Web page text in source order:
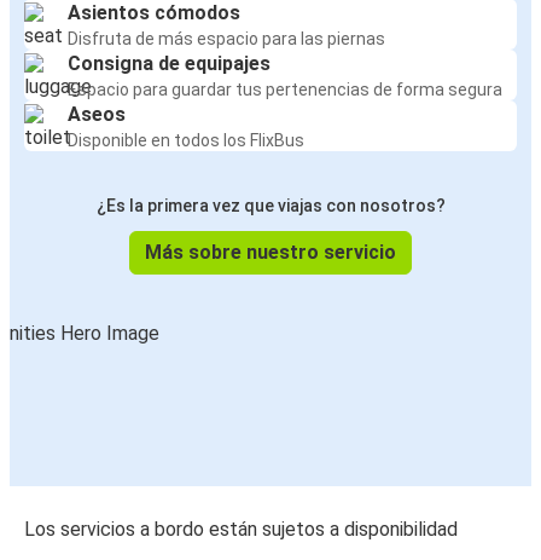
Asientos cómodos
Disfruta de más espacio para las piernas
Consigna de equipajes
Espacio para guardar tus pertenencias de forma segura
Aseos
Disponible en todos los FlixBus
¿Es la primera vez que viajas con nosotros?
Más sobre nuestro servicio
Los servicios a bordo están sujetos a disponibilidad